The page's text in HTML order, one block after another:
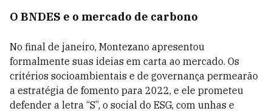
O BNDES e o mercado de carbono
No final de janeiro, Montezano apresentou
formalmente suas ideias em carta ao mercado. Os
critérios socioambientais e de governança permearão
a estratégia de fomento para 2022, e ele prometeu
defender a letra “S”, o social do ESG, com unhas e